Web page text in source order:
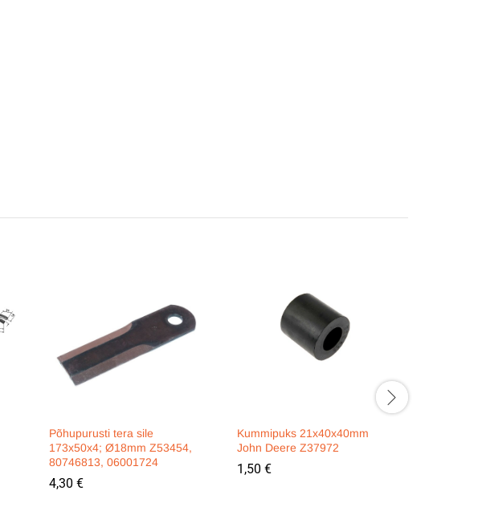
Põhupurusti tera sile
173x50x4; Ø18mm Z53454,
80746813, 06001724
4,30 €
Kummipuks 21x40x40mm
John Deere Z37972
1,50 €